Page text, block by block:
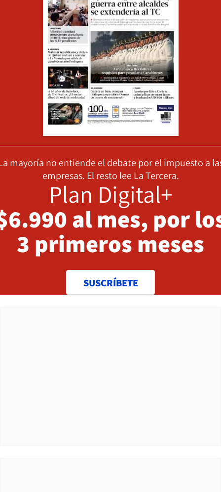
mayoría no entiende el debate por el impuesto a
empresas. El resto lee La Tercera.
Plan Digital+
al mes, por
3 primeros meses
SUSCRÍBETE